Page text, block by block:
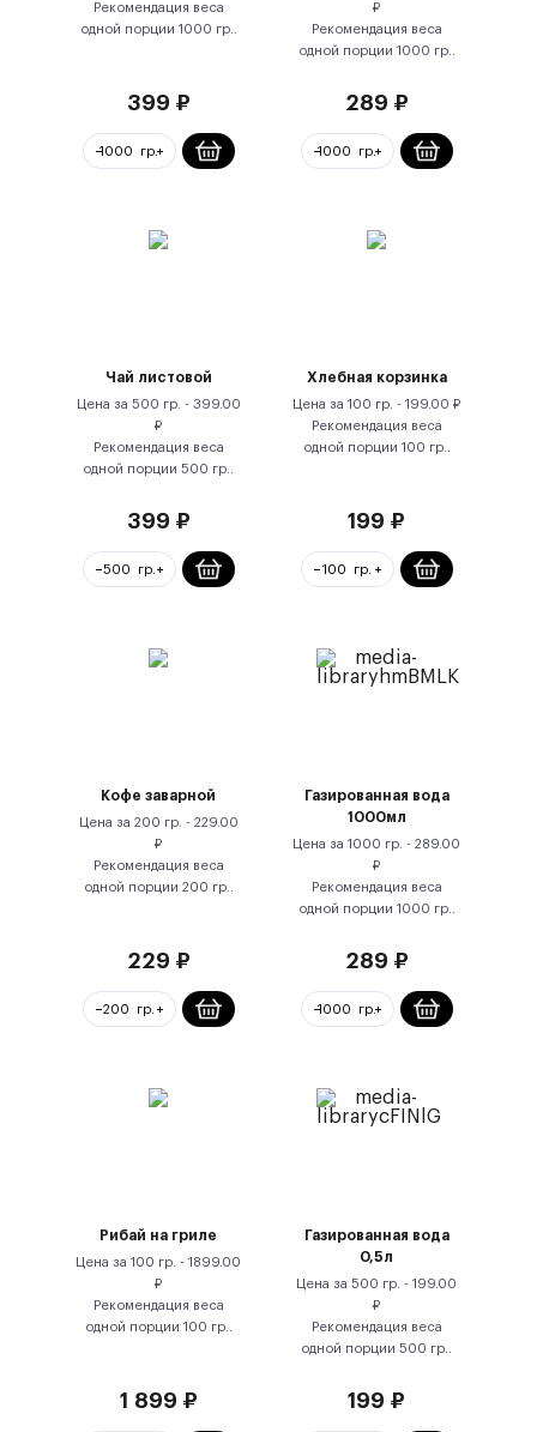
Рекомендация веса
одной порции 1000 гр.
399 ₽
₽
Рекомендация веса
одной порции 1000 гр.
289 ₽
Чай листовой
Цена за 500 гр. - 399.00
₽
Рекомендация веса
одной порции 500 гр.
399 ₽
Хлебная корзинка
Цена за 100 гр. - 199.00 ₽
Рекомендация веса
одной порции 100 гр.
199 ₽
Кофе заварной
Цена за 200 гр. - 229.00
₽
Рекомендация веса
одной порции 200 гр.
229 ₽
Газированная вода
1000мл
Цена за 1000 гр. - 289.00
₽
Рекомендация веса
одной порции 1000 гр.
289 ₽
Рибай на гриле
Цена за 100 гр. - 1899.00
₽
Рекомендация веса
одной порции 100 гр.
1 899 ₽
Газированная вода
0,5л
Цена за 500 гр. - 199.00
₽
Рекомендация веса
одной порции 500 гр.
199 ₽